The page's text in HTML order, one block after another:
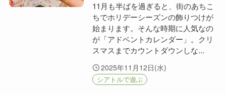
11月も半ばを過ぎると、街のあちこ
ちでホリデーシーズンの飾りつけが
始まります。そんな時期に人気なの
が「アドベントカレンダー」。クリ
スマスまでカウントダウンしな...
2025年11月12日(水)
シアトルで遊ぶ